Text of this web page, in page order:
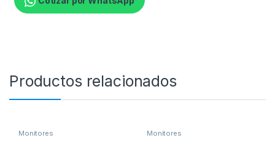
Productos relacionados
Monitores Monitores